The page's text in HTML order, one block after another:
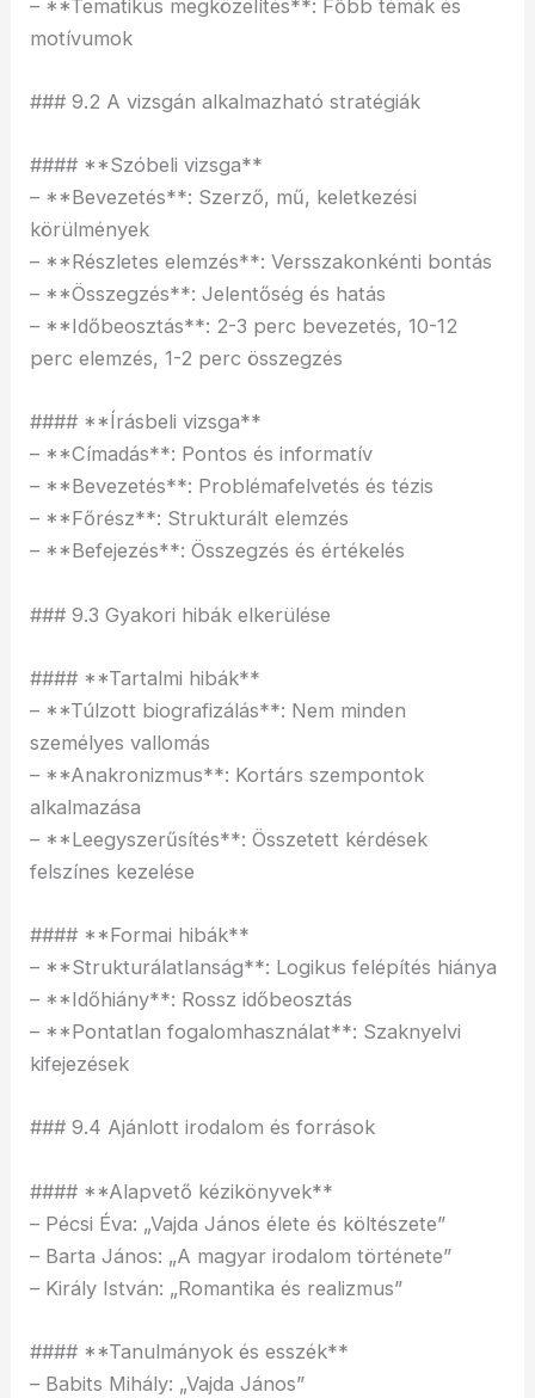
– **Tematikus megközelítés**: Főbb témák és
motívumok
### 9.2 A vizsgán alkalmazható stratégiák
#### **Szóbeli vizsga**
– **Bevezetés**: Szerző, mű, keletkezési
körülmények
– **Részletes elemzés**: Versszakonkénti bontás
– **Összegzés**: Jelentőség és hatás
– **Időbeosztás**: 2-3 perc bevezetés, 10-12
perc elemzés, 1-2 perc összegzés
#### **Írásbeli vizsga**
– **Címadás**: Pontos és informatív
– **Bevezetés**: Problémafelvetés és tézis
– **Főrész**: Strukturált elemzés
– **Befejezés**: Összegzés és értékelés
### 9.3 Gyakori hibák elkerülése
#### **Tartalmi hibák**
– **Túlzott biografizálás**: Nem minden
személyes vallomás
– **Anakronizmus**: Kortárs szempontok
alkalmazása
– **Leegyszerűsítés**: Összetett kérdések
felszínes kezelése
#### **Formai hibák**
– **Strukturálatlanság**: Logikus felépítés hiánya
– **Időhiány**: Rossz időbeosztás
– **Pontatlan fogalomhasználat**: Szaknyelvi
kifejezések
### 9.4 Ajánlott irodalom és források
#### **Alapvető kézikönyvek**
– Pécsi Éva: „Vajda János élete és költészete”
– Barta János: „A magyar irodalom története”
– Király István: „Romantika és realizmus”
#### **Tanulmányok és esszék**
– Babits Mihály: „Vajda János”